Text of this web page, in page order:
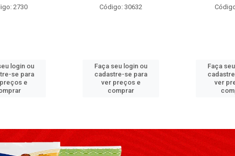
2730
login ou
se para
e
Código: 30632
Faça seu login ou
cadastre-se para
ver preços e
comprar
Faça
ver